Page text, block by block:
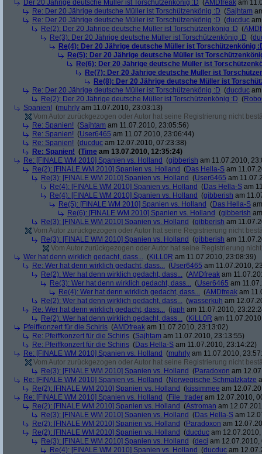
Der 20 Jährige deutsche Müller ist Torschützenkönig :D (AMDfreak am
Re: Der 20 Jährige deutsche Müller ist Torschützenkönig :D (Sajhtam
Re: Der 20 Jährige deutsche Müller ist Torschützenkönig :D (ducduc
Re(2): Der 20 Jährige deutsche Müller ist Torschützenkönig :D (
Re(3): Der 20 Jährige deutsche Müller ist Torschützenkönig :D (
Re(4): Der 20 Jährige deutsche Müller ist Torschützenkönig
Re(5): Der 20 Jährige deutsche Müller ist
Re(6): Der 20 Jährige deutsche Müller ist
Re(7): Der 20 Jährige deutsche Müller ist
Re(8): Der 20 Jährige deutsche Müller ist
Re: Der 20 Jährige deutsche Müller ist Torschützenkönig :D (ducduc
Re(2): Der 20 Jährige deutsche Müller ist Torschützenkönig :D (
Spanien! (muhrly am 11.07.2010, 23:03:13)
Vom Autor zurückgezogen oder Autor hat seine Registrierung nicht
Re: Spanien! (Sajhtam am 11.07.2010, 23:05:56)
Re: Spanien! (User6465 am 11.07.2010, 23:06:44)
Re: Spanien! (ducduc am 12.07.2010, 07:23:38)
Re: Spanien! (Time am 13.07.2010, 12:35:24)
Re: [FINALE WM 2010] Spanien vs. Holland (gibberish am 11.07.2010,
Re(2): [FINALE WM 2010] Spanien vs. Holland (Das Hella-S am
Re(3): [FINALE WM 2010] Spanien vs. Holland (User6465 am
Re(4): [FINALE WM 2010] Spanien vs. Holland (Das Hella-S am
Re(4): [FINALE WM 2010] Spanien vs. Holland (gibberish am
Re(5): [FINALE WM 2010] Spanien vs. Holland (Das Hella-S
Re(6): [FINALE WM 2010] Spanien vs. Holland (gibberish
Re(3): [FINALE WM 2010] Spanien vs. Holland (gibberish am
Vom Autor zurückgezogen oder Autor hat seine Registrierung nicht
Re(3): [FINALE WM 2010] Spanien vs. Holland (gibberish am
Vom Autor zurückgezogen oder Autor hat seine Registrierung
Wer hat denn wirklich gedacht, dass... (KiLL0R am 11.07.2010, 23:08:39)
Re: Wer hat denn wirklich gedacht, dass... (User6465 am 11.07.2010,
Re(2): Wer hat denn wirklich gedacht, dass... (AMDfreak am
Re(3): Wer hat denn wirklich gedacht, dass... (User6465 am
Re(4): Wer hat denn wirklich gedacht, dass... (AMDfreak am
Re(2): Wer hat denn wirklich gedacht, dass... (wasserkuh am
Re: Wer hat denn wirklich gedacht, dass... (japh am 11.07.2010,
Re(2): Wer hat denn wirklich gedacht, dass... (KiLL0R am
Pfeiffkonzert für die Schiris (AMDfreak am 11.07.2010, 23:13:02)
Re: Pfeiffkonzert für die Schiris (Sajhtam am 11.07.2010, 23:13:55)
Re: Pfeiffkonzert für die Schiris (Das Hella-S am 11.07.2010, 23:14:22)
Re: [FINALE WM 2010] Spanien vs. Holland (muhrly am 11.07.2010,
Vom Autor zurückgezogen oder Autor hat seine Registrierung nicht
Re(3): [FINALE WM 2010] Spanien vs. Holland (Paradoxon am
Re: [FINALE WM 2010] Spanien vs. Holland (Norwegische Schmalzkatze
Re(2): [FINALE WM 2010] Spanien vs. Holland (kissimmee am
Re: [FINALE WM 2010] Spanien vs. Holland (File_trader am 12.07.2010,
Re(2): [FINALE WM 2010] Spanien vs. Holland (Astroman am
Re(3): [FINALE WM 2010] Spanien vs. Holland (Das Hella-S am
Re(2): [FINALE WM 2010] Spanien vs. Holland (Paradoxon am
Re(2): [FINALE WM 2010] Spanien vs. Holland (ducduc am
Re(3): [FINALE WM 2010] Spanien vs. Holland (deci am 12.07.2010,
Re(4): [FINALE WM 2010] Spanien vs. Holland (ducduc am